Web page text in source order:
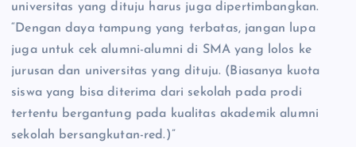
universitas yang dituju harus juga dipertimbangkan.
“Dengan daya tampung yang terbatas, jangan lupa
juga untuk cek alumni-alumni di SMA yang lolos ke
jurusan dan universitas yang dituju. (Biasanya kuota
siswa yang bisa diterima dari sekolah pada prodi
tertentu bergantung pada kualitas akademik alumni
sekolah bersangkutan-red.)”